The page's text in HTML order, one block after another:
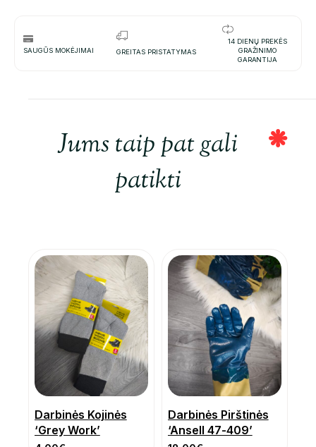
SAUGŪS MOKĖJIMAI GREITAS PRISTATYMAS
14 DIENŲ PREKĖS
GRAŽINIMO
GARANTIJA
Jums taip pat gali
patikti
Darbinės Kojinės
‘Grey Work’
Darbinės Pirštinės
‘Ansell 47-409’